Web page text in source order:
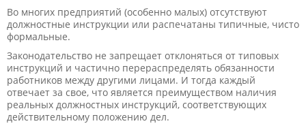
Во многих предприятий (особенно малых) отсутствуют
должностные инструкции или распечатаны типичные, чисто
формальные.
Законодательство не запрещает отклоняться от типовых
инструкций и частично перераспределять обязанности
работников между другими лицами. И тогда каждый
отвечает за свое, что является преимуществом наличия
реальных должностных инструкций, соответствующих
действительному положению дел.